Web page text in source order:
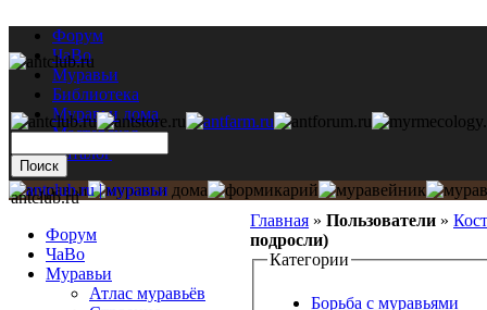
Форум
ЧаВо
Муравьи
Библиотека
Муравьи дома
Мастерская
Каталог
Главная » Пользователи »
подросли)
Категории
Борьба с муравьями
antclub.ru
Форум
ЧаВо
Муравьи
Атлас муравьёв